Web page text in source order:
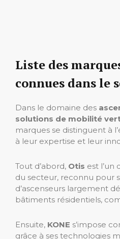
Liste des
connues dans le
Dans le domaine des
solutions de mobilité
marques se distinguent à
à leur expertise et leur
Tout d’abord, Otis est l’un
du secteur, reconnu pour
d’ascenseurs largement
bâtiments résidentiels,
Ensuite, KONE s’impose
grâce à ses technologies